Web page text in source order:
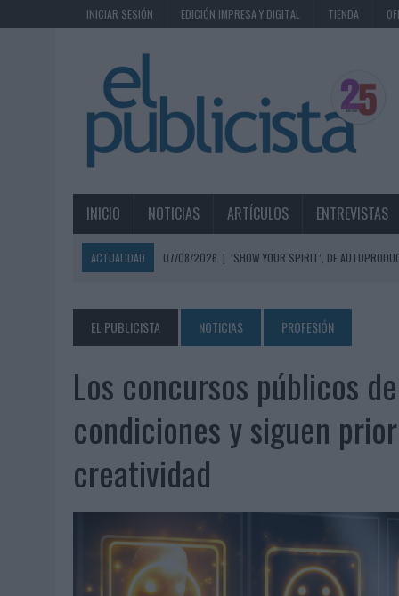
INICIAR SESIÓN EDICIÓN IMPRESA Y DIGITAL TIENDA
INICIO NOTICIAS ARTÍCULOS ENTREVISTAS
ACTUALIDAD 07/08/2026 | ‘SHOW YOUR SPIRIT’, DE
MAHOU REIVINDICA EL RITUAL DE LA CAÑA EN EL DÍA
07/08/2026 | MG SPIRIT RELANZA SU MARCA CON UNA ESTRATEGIA
PATRÓN CONVIERTE EL NUEVO SINGLE DE ARÓN PIPER
07/08/2026
EL VERANO PONE A PRUEBA LA ESTRATEGIA DIGITAL
07/08/2026
|
VUELING CONVIERTE LOS RECUERDOS EN SOUVENIRS
07/08/2026
CUANDO SE APAGUE EL SOL, EL ECLIPSE DE 2026
06/08/2026 | ‘LA VUELTA’, DE FENOMENAL PARA MÁLAGA CF
SIETE DE CADA DIEZ EMPRESAS ESPAÑOLAS NO
06/08/2026
| LA TELEVISIÓN SIGUE LIDERANDO EL CONSUMO DE
06/08/2026
|
EL USO DE LA IA GENERATIVA ALCANZA YA AL 62% DE
EL PUBLICISTA NOTICIAS PROFESIÓN
Los concursos públicos
condiciones y siguen
creatividad